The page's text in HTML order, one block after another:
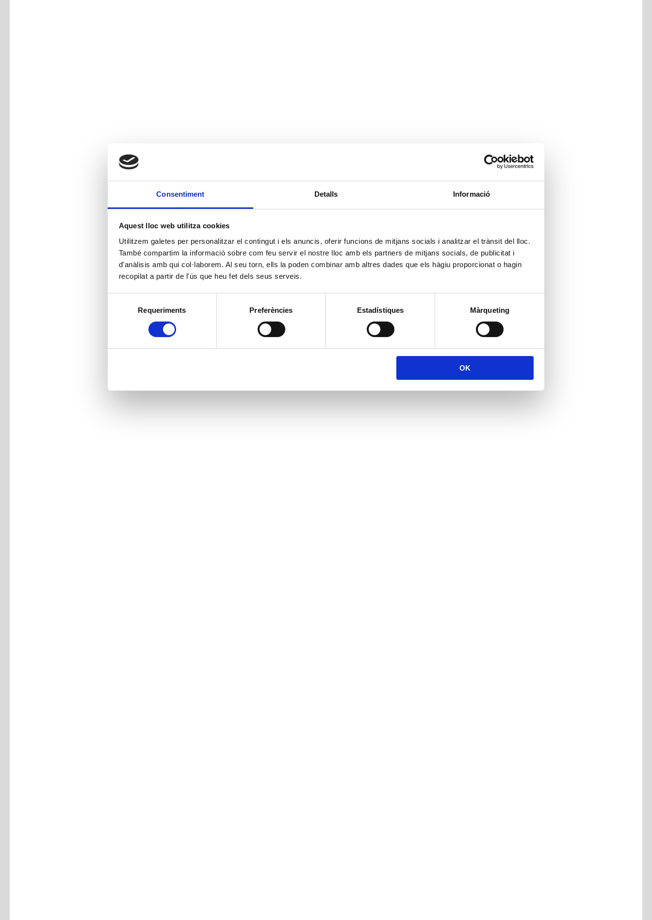
Consentiment Detalls Informació
Aquest lloc web utilitza cookies
Utilitzem galetes per personalitzar el contingut i els anuncis, oferir funcions de mitjans socials i analitzar el trànsit del lloc.
També compartim la informació sobre com feu servir el nostre lloc amb els partners de mitjans socials, de publicitat i
d'anàlisis amb qui col·laborem. Al seu torn, ells la poden combinar amb altres dades que els hàgiu proporcionat o hagin
recopilat a partir de l'ús que heu fet dels seus serveis.
consentiment
Requeriments Preferències Estadístiques Màrqueting
OK